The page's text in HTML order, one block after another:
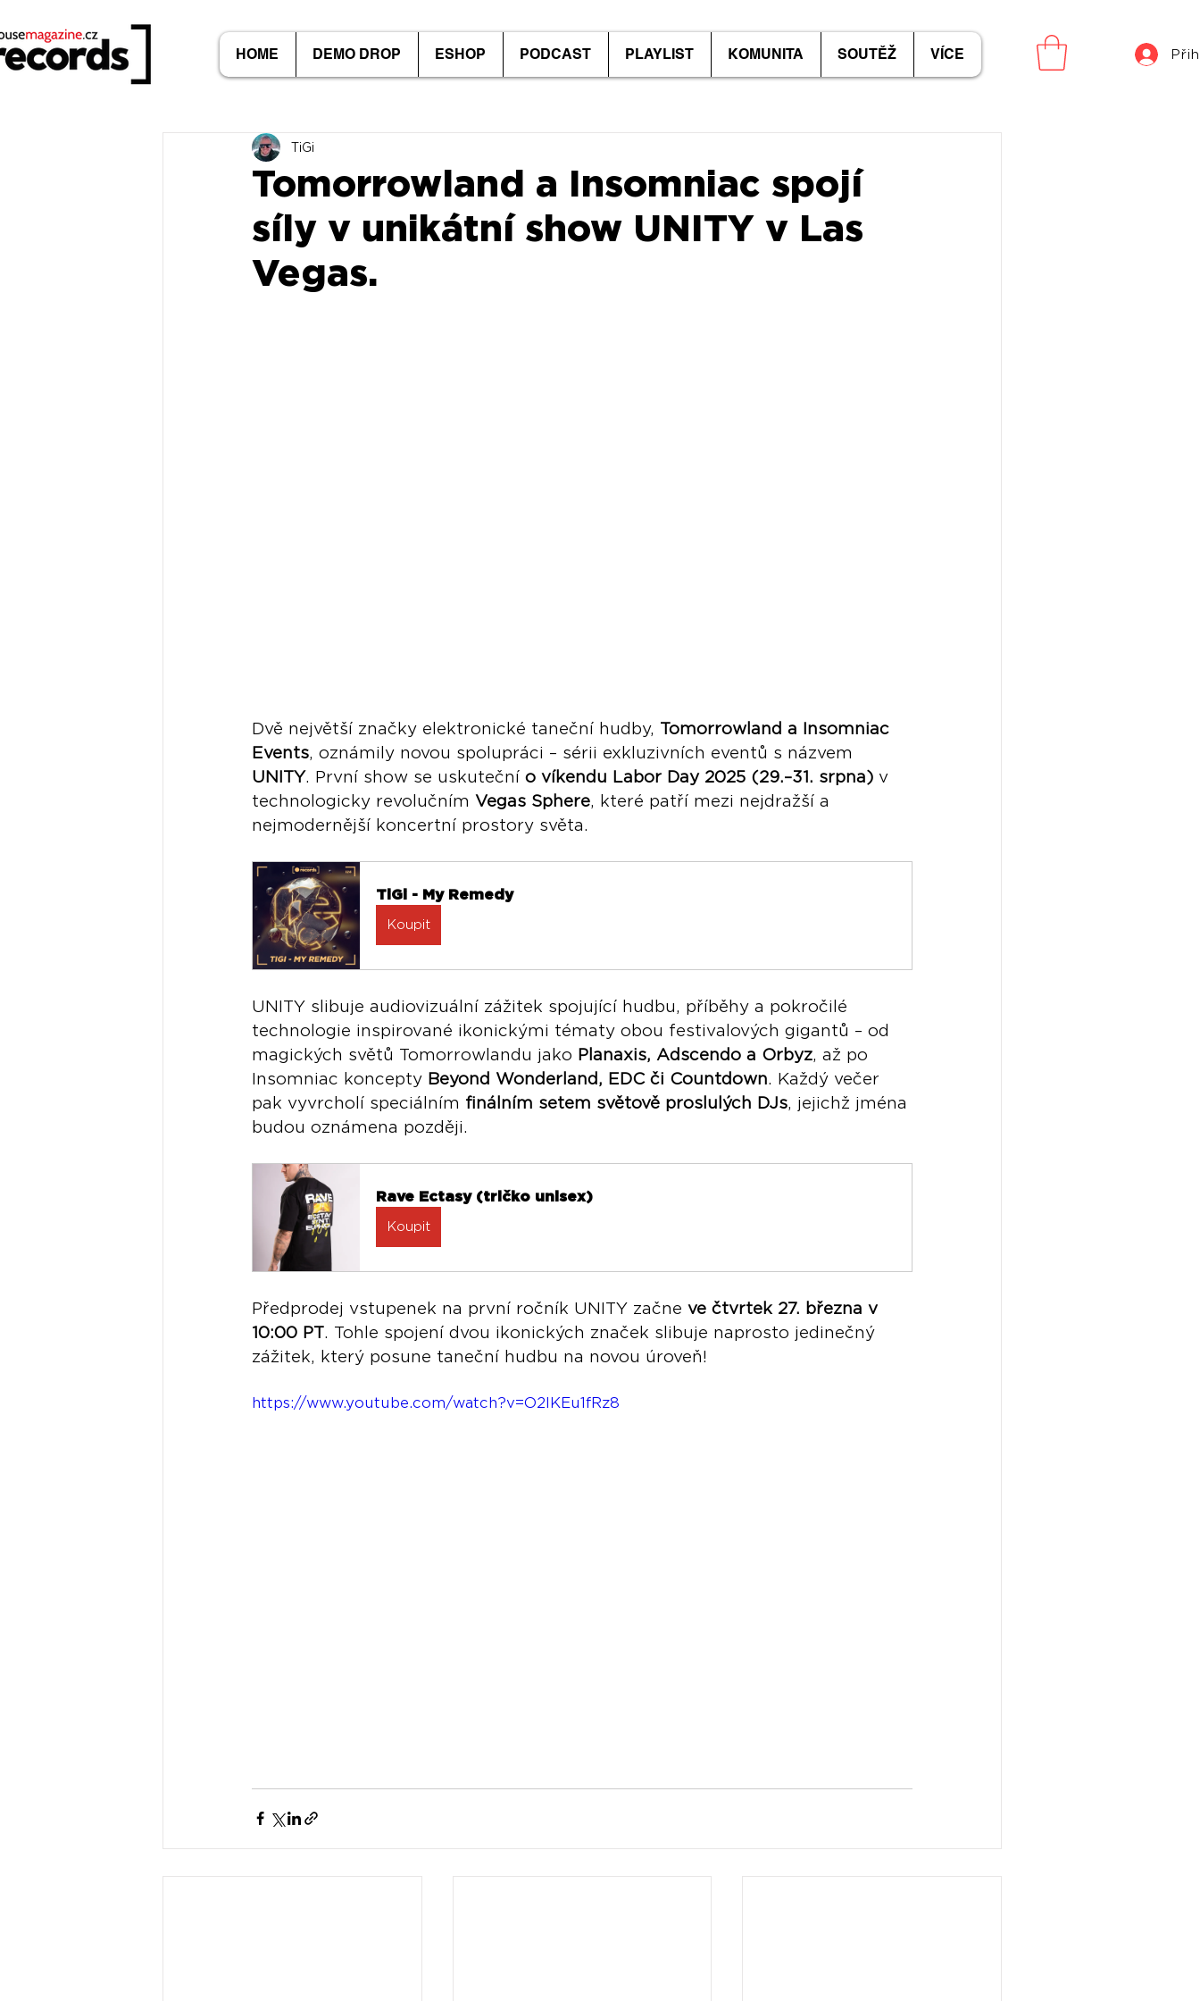
HOME DEMO DROP ESHOP PODCAST PLAYLIST KOMUNITA SOUTĚŽ VÍCE
Tomorrowland a Insomniac spojí
síly v unikátní show UNITY v Las
Vegas.
TiGi
Dvě největší značky elektronické taneční hudby, Tomorrowland a Insomniac
Events, oznámily novou spolupráci – sérii exkluzivních eventů s názvem
UNITY. První show se uskuteční o víkendu Labor Day 2025 (29.–31. srpna) v
technologicky revolučním Vegas Sphere, které patří mezi nejdražší a
nejmodernější koncertní prostory světa.
TiGi - My Remedy
Koupit
UNITY slibuje audiovizuální zážitek spojující hudbu, příběhy a pokročilé
technologie inspirované ikonickými tématy obou festivalových gigantů – od
magických světů Tomorrowlandu jako Planaxis, Adscendo a Orbyz, až po
Insomniac koncepty Beyond Wonderland, EDC či Countdown. Každý večer
pak vyvrcholí speciálním finálním setem světově proslulých DJs, jejichž jména
budou oznámena později.
Rave Ectasy (tričko unisex)
Koupit
Předprodej vstupenek na první ročník UNITY začne ve čtvrtek 27. března v
10:00 PT. Tohle spojení dvou ikonických značek slibuje naprosto jedinečný
zážitek, který posune taneční hudbu na novou úroveň!
https://www.youtube.com/watch?v=O2IKEu1fRz8